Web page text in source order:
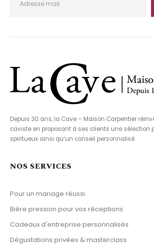
Depuis 30 ans, la Cave – Maison Carpentier
caviste en proposant à ses clients une sélection
spiritueux ainsi qu’un conseil personnalisé.
NOS SERVICES
Pour un mariage réussi
Bière pression pour vos réceptions
Cadeaux d'entreprise personnalisés
Dégustations privées & masterclass